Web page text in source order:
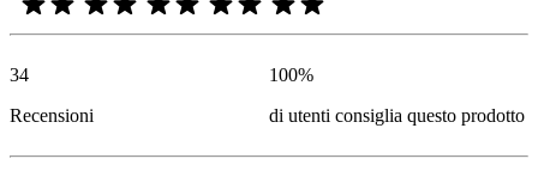
34
Recensioni
100%
di utenti consiglia questo prodotto